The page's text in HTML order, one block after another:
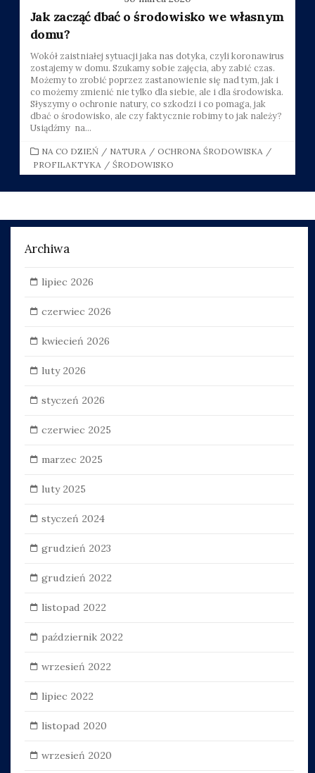
Jak zacząć dbać o środowisko we własnym
domu?
Wokół zaistniałej sytuacji jaka nas dotyka, czyli koronawirus
zostajemy w domu. Szukamy sobie zajęcia, aby zabić czas.
Możemy to zrobić poprzez zastanowienie się nad tym, jak i
co możemy zmienić nie tylko dla siebie, ale i dla środowiska.
Słyszymy o ochronie natury, co szkodzi i co pomaga, jak
dbać o środowisko, ale czy faktycznie robimy to jak należy?
Usiądźmy na...
CATEGORIES
NA CO DZIEŃ / NATURA / OCHRONA ŚRODOWISKA /
PROFILAKTYKA / ŚRODOWISKO
Archiwa
lipiec 2026
czerwiec 2026
kwiecień 2026
luty 2026
styczeń 2026
czerwiec 2025
marzec 2025
luty 2025
styczeń 2024
grudzień 2023
grudzień 2022
listopad 2022
październik 2022
wrzesień 2022
lipiec 2022
listopad 2020
wrzesień 2020